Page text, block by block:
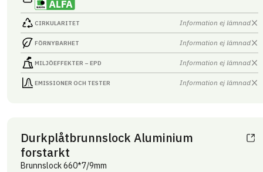
CIRKULARITET Information ej lämnad
FÖRNYBARHET Information ej lämnad
MILJÖEFFEKTER – EPD Information ej lämnad
EMISSIONER OCH TESTER Information ej lämnad
Durkplåtbrunnslock Aluminium
forstarkt
Brunnslock 660*7/9mm